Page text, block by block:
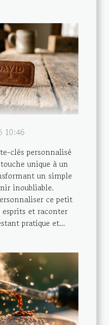
10:46
clés personnalisé
unique à un
un simple
inoubliable.
ce petit
et raconter
pratique et...